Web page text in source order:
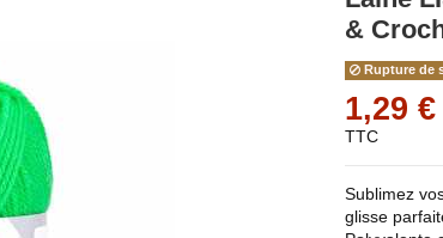
&
Rupture de
1,29 €
TTC
Sublimez
glisse